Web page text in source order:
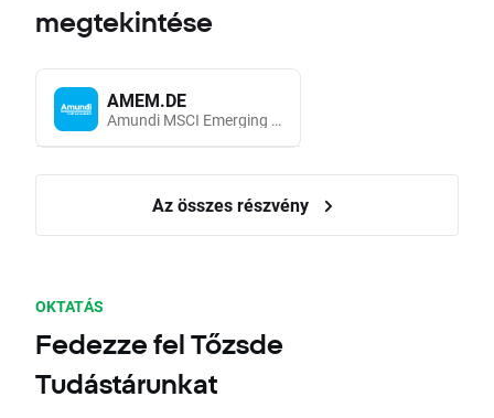
megtekintése
AMEM.DE
Amundi MSCI Emerging Markets UCITS (Acc EUR)
Az összes részvény
OKTATÁS
Fedezze fel Tőzsde
Tudástárunkat